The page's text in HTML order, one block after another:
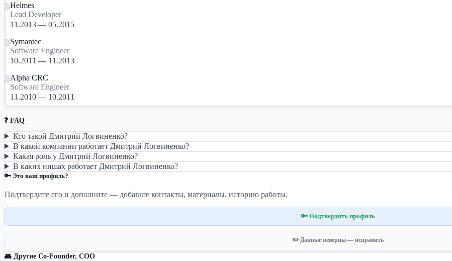
Helmes
Lead Developer
11.2013 — 05.2015
Symantec
Software Engineer
10.2011 — 11.2013
Alpha CRC
Software Engineer
11.2010 — 10.2011
❓ FAQ
Кто такой Дмитрий Логвиненко?
В какой компании работает Дмитрий Логвиненко?
Какая роль у Дмитрий Логвиненко?
В каких нишах работает Дмитрий Логвиненко?
🔑 Это ваш профиль?
Подтвердите его и дополните — добавьте контакты, материалы, историю работы.
🔑 Подтвердить профиль
✏️ Данные неверны — исправить
👥 Другие Co-Founder, COO